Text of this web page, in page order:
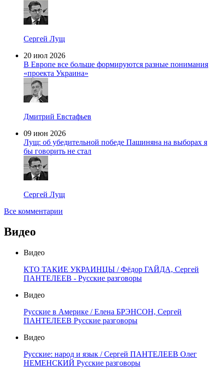
Сергей Лущ
20 июл 2026
В Европе все больше формируются разные понимания
«проекта Украина»
Дмитрий Евстафьев
09 июн 2026
Лущ: об убедительной победе Пашиняна на выборах я
бы говорить не стал
Сергей Лущ
Все комментарии
Видео
Видео
КТО ТАКИЕ УКРАИНЦЫ / Фёдор ГАЙДА, Сергей
ПАНТЕЛЕЕВ - Русские разговоры
Видео
Русские в Америке / Елена БРЭНСОН, Сергей
ПАНТЕЛЕЕВ Русские разговоры
Видео
Русские: народ и язык / Сергей ПАНТЕЛЕЕВ Олег
НЕМЕНСКИЙ Русские разговоры